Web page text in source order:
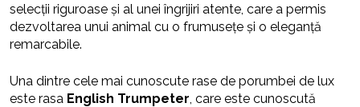
selecții riguroase și al unei îngrijiri atente, care a permis
dezvoltarea unui animal cu o frumusețe și o eleganță
remarcabile.
Una dintre cele mai cunoscute rase de porumbei de lux
este rasa English Trumpeter , care este cunoscută